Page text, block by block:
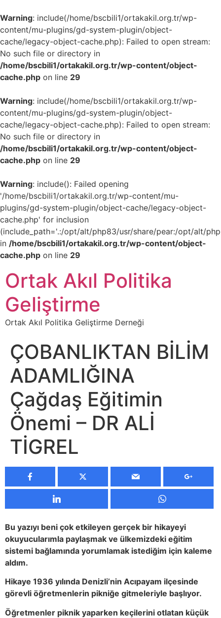
Warning: include(/home/bscbili1/ortakakil.org.tr/wp-
content/mu-plugins/gd-system-plugin/object-
cache/legacy-object-cache.php): Failed to open stream:
No such file or directory in
/home/bscbili1/ortakakil.org.tr/wp-content/object-
cache.php on line 29
Warning: include(/home/bscbili1/ortakakil.org.tr/wp-
content/mu-plugins/gd-system-plugin/object-
cache/legacy-object-cache.php): Failed to open stream:
No such file or directory in
/home/bscbili1/ortakakil.org.tr/wp-content/object-
cache.php on line 29
Warning: include(): Failed opening
'/home/bscbili1/ortakakil.org.tr/wp-content/mu-
plugins/gd-system-plugin/object-cache/legacy-object-
cache.php' for inclusion
(include_path='.:/opt/alt/php83/usr/share/pear:/opt/alt/
in /home/bscbili1/ortakakil.org.tr/wp-content/object-
cache.php on line 29
Ortak Akıl Politika
Geliştirme
Ortak Akıl Politika Geliştirme Derneği
ÇOBANLIKTAN BİLİM
ADAMLIĞINA
Çağdaş Eğitimin
Önemi – DR ALİ
TİGREL
Bu yazıyı beni çok etkileyen gerçek bir hikayeyi
okuyucularımla paylaşmak ve ülkemizdeki eğitim
sistemi bağlamında yorumlamak istediğim için kaleme
aldım.
Hikaye 1936 yılında Denizli’nin Acıpayam ilçesinde
görevli öğretmenlerin pikniğe gitmeleriyle başlıyor.
Öğretmenler piknik yaparken keçilerini otlatan küçük